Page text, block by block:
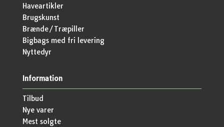
Haveartikler
Brugskunst
Brænde/Træpiller
Bigbags med fri levering
Nyttedyr
Information
Tilbud
Nye varer
Mest solgte